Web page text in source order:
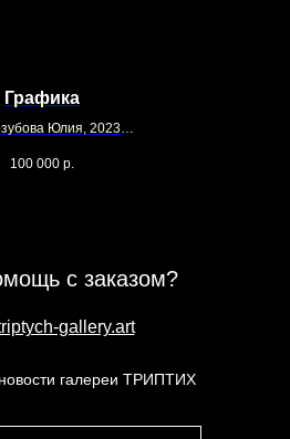
Графика
Юлия, 2023
карандаш, гуашь
100 000 р.
с заказом?
gallery.art
галереи ТРИПТИХ